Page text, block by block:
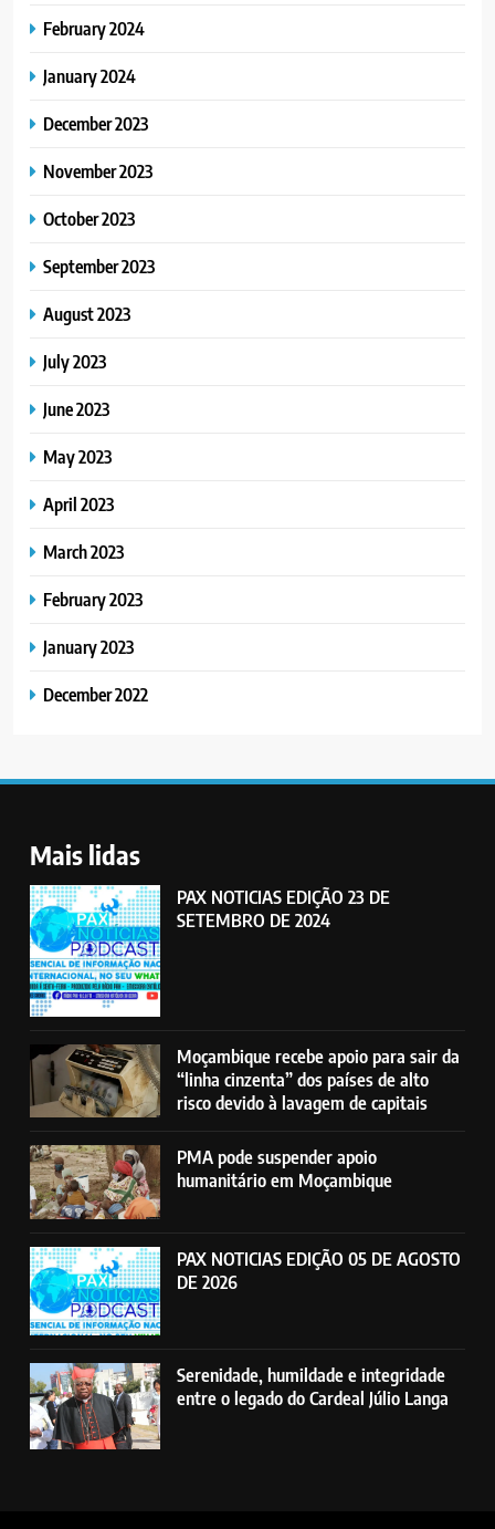
February 2024
January 2024
December 2023
November 2023
October 2023
September 2023
August 2023
July 2023
June 2023
May 2023
April 2023
March 2023
February 2023
January 2023
December 2022
Mais lidas
PAX NOTICIAS EDIÇÃO 23 DE
SETEMBRO DE 2024
Moçambique recebe apoio para sair da
“linha cinzenta” dos países de alto
risco devido à lavagem de capitais
PMA pode suspender apoio
humanitário em Moçambique
PAX NOTICIAS EDIÇÃO 05 DE AGOSTO
DE 2026
Serenidade, humildade e integridade
entre o legado do Cardeal Júlio Langa